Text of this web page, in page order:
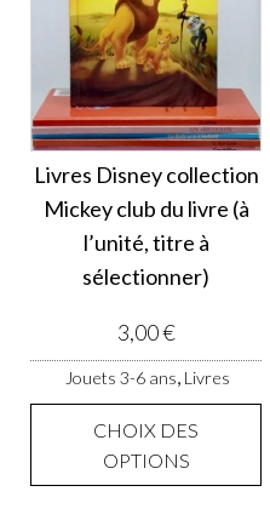
Livres Disney collection
Mickey club du livre (à
l’unité, titre à
sélectionner)
3,00€
Jouets 3-6 ans, Livres
CHOIX DES
OPTIONS